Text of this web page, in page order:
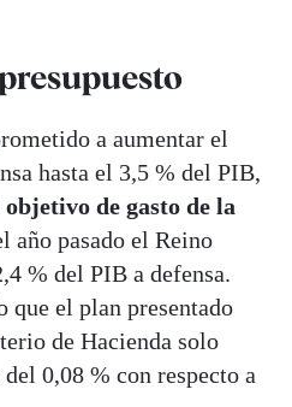
a aumentar el
hasta el 3,5 % del PIB,
de gasto de la
año pasado el Reino
% del PIB a defensa.
que el plan presentado
de Hacienda solo
0,08 % con respecto a